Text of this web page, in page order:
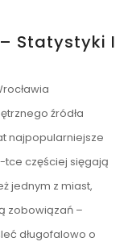
Statystyki I
źródła
najpopularniejsze
tce częściej sięgają
jednym z miast,
zobowiązań –
długofalowo o